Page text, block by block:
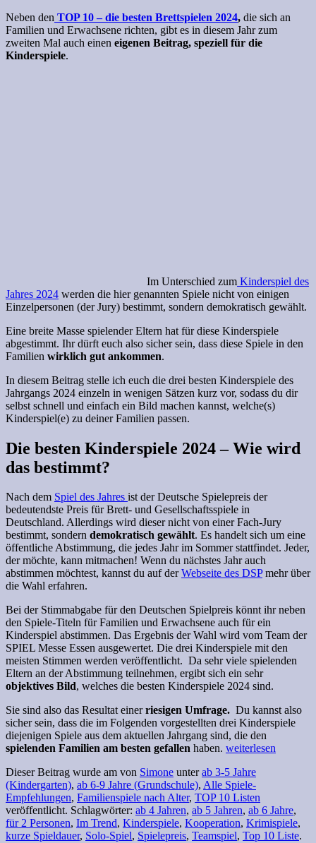
Neben den TOP 10 – die besten Brettspielen 2024, die sich an
Familien und Erwachsene richten, gibt es in diesem Jahr zum
zweiten Mal auch einen eigenen Beitrag, speziell für die
Kinderspiele.
Im Unterschied zum Kinderspiel des
Jahres 2024 werden die hier genannten Spiele nicht von einigen
Einzelpersonen (der Jury) bestimmt, sondern demokratisch gewählt.
Eine breite Masse spielender Eltern hat für diese Kinderspiele
abgestimmt. Ihr dürft euch also sicher sein, dass diese Spiele in den
Familien wirklich gut ankommen.
In diesem Beitrag stelle ich euch die drei besten Kinderspiele des
Jahrgangs 2024 einzeln in wenigen Sätzen kurz vor, sodass du dir
selbst schnell und einfach ein Bild machen kannst, welche(s)
Kinderspiel(e) zu deiner Familien passen.
Die besten Kinderspiele 2024 – Wie wird
das bestimmt?
Nach dem Spiel des Jahres ist der Deutsche Spielepreis der
bedeutendste Preis für Brett- und Gesellschaftsspiele in
Deutschland. Allerdings wird dieser nicht von einer Fach-Jury
bestimmt, sondern demokratisch gewählt. Es handelt sich um eine
öffentliche Abstimmung, die jedes Jahr im Sommer stattfindet. Jeder,
der möchte, kann mitmachen! Wenn du nächstes Jahr auch
abstimmen möchtest, kannst du auf derWebseite des DSPmehr über
die Wahl erfahren.
Bei der Stimmabgabe für den Deutschen Spielpreis könnt ihr neben
den Spiele-Titeln für Familien und Erwachsene auch für ein
Kinderspiel abstimmen. Das Ergebnis der Wahl wird vom Team der
SPIEL Messe Essen ausgewertet. Die drei Kinderspiele mit den
meisten Stimmen werden veröffentlicht. Da sehr viele spielenden
Eltern an der Abstimmung teilnehmen, ergibt sich ein sehr
objektives Bild, welches die besten Kinderspiele 2024 sind.
Sie sind also das Resultat einerriesigen Umfrage. Du kannst also
sicher sein, dass die im Folgenden vorgestellten drei Kinderspiele
diejenigen Spiele aus dem aktuellen Jahrgang sind, die den
spielenden Familien am besten gefallen haben. weiterlesen
Dieser Beitrag wurde am von Simone unterab 3-5 Jahre
(Kindergarten), ab 6-9 Jahre (Grundschule), Alle Spiele-
Empfehlungen, Familienspiele nach Alter, TOP 10 Listen
veröffentlicht. Schlagwörter: ab 4 Jahren, ab 5 Jahren, ab 6 Jahre,
für 2 Personen, Im Trend, Kinderspiele, Kooperation, Krimispiele,
kurze Spieldauer, Solo-Spiel, Spielepreis, Teamspiel, Top 10 Liste.